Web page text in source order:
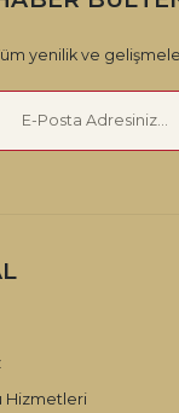
yenilik ve
Hizmetleri